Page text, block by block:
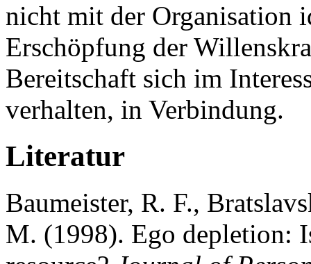
nicht mit der Organisation
Erschöpfung der
Bereitschaft sich im
verhalten, in Verbindung.
Literatur
Baumeister, R. F.,
M. (1998). Ego depletion: